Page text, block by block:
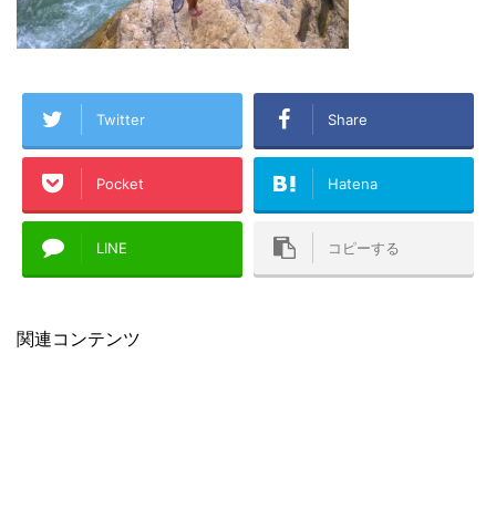
Twitter Share
Pocket Hatena
LINE コピーする
関連コンテンツ